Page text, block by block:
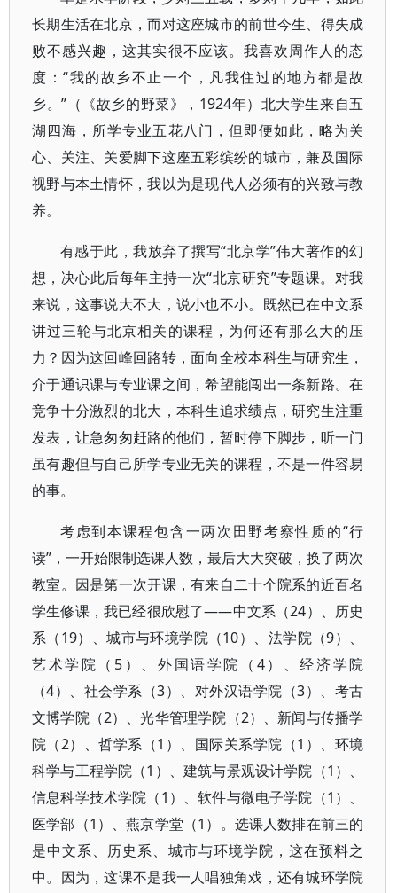
长期生活在北京，而对这座城市的前世今生、得失成
败不感兴趣，这其实很不应该。我喜欢周作人的态
度：“我的故乡不止一个，凡我住过的地方都是故
乡。”（《故乡的野菜》，1924年）北大学生来自五
湖四海，所学专业五花八门，但即便如此，略为关
心、关注、关爱脚下这座五彩缤纷的城市，兼及国际
视野与本土情怀，我以为是现代人必须有的兴致与教
养。
有感于此，我放弃了撰写“北京学”伟大著作的幻
想，决心此后每年主持一次“北京研究”专题课。对我
来说，这事说大不大，说小也不小。既然已在中文系
讲过三轮与北京相关的课程，为何还有那么大的压
力？因为这回峰回路转，面向全校本科生与研究生，
介于通识课与专业课之间，希望能闯出一条新路。在
竞争十分激烈的北大，本科生追求绩点，研究生注重
发表，让急匆匆赶路的他们，暂时停下脚步，听一门
虽有趣但与自己所学专业无关的课程，不是一件容易
的事。
考虑到本课程包含一两次田野考察性质的“行
读”，一开始限制选课人数，最后大大突破，换了两次
教室。因是第一次开课，有来自二十个院系的近百名
学生修课，我已经很欣慰了——中文系（24）、历史
系（19）、城市与环境学院（10）、法学院（9）、
艺术学院（5）、外国语学院（4）、经济学院
（4）、社会学系（3）、对外汉语学院（3）、考古
文博学院（2）、光华管理学院（2）、新闻与传播学
院（2）、哲学系（1）、国际关系学院（1）、环境
科学与工程学院（1）、建筑与景观设计学院（1）、
信息科学技术学院（1）、软件与微电子学院（1）、
医学部（1）、燕京学堂（1）。选课人数排在前三的
是中文系、历史系、城市与环境学院，这在预料之
中。因为，这课不是我一人唱独角戏，还有城环学院